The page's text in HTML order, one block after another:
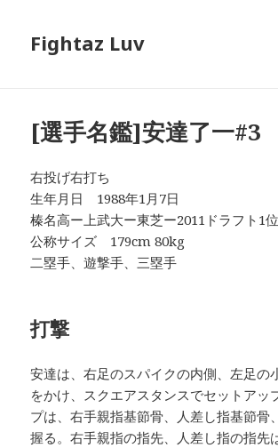
Fightaz Luv
[選手名鑑]安達了一#3
右投げ右打ち
生年月日 1988年1月7日
榛名高ー上武大ー東芝ー2011ドラフト1位
公称サイズ 179cm 80kg
二塁手、遊撃手、三塁手
打撃
安達は、右足のスパイクの内側、左足の
をかけ、スクエアスタンスでセットアッ
プは、右手親指基節骨、人差し指基節骨
握る。右手親指の指先、人差し指の指先